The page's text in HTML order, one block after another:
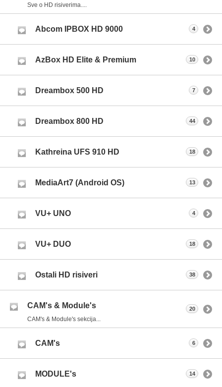
Sve o HD risiverima....
Abcom IPBOX HD 9000 4
AzBox HD Elite & Premium 10
Dreambox 500 HD 7
Dreambox 800 HD 44
Kathreina UFS 910 HD 18
MediaArt7 (Android OS) 13
VU+ UNO 4
VU+ DUO 18
Ostali HD risiveri 38
CAM's & Module's
CAM's & Module's sekcija...
20
CAM's 6
MODULE's 14